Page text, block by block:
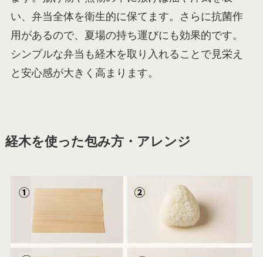
い、弁当全体を衛生的に保てます。さらに抗菌作
用があるので、夏場の持ち運びにも効果的です。
シンプルな弁当も経木を取り入れることで見栄え
と安心感が大きく高まります。
経木を使った包み方・アレンジ